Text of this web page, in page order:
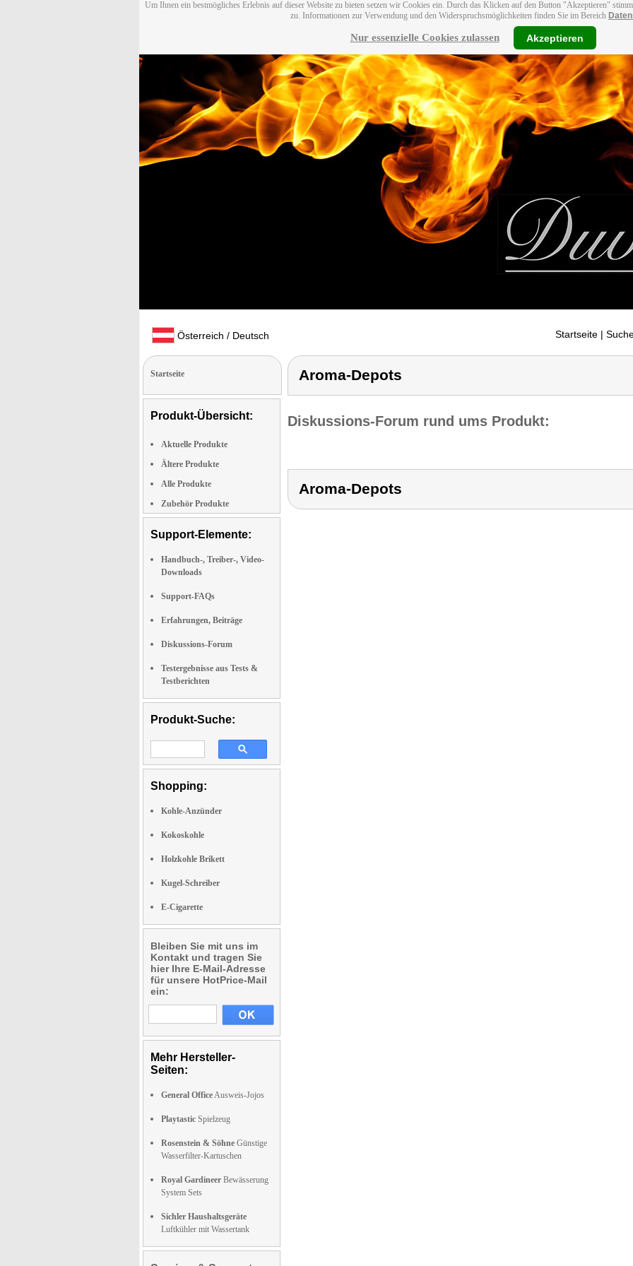
Um Ihnen ein bestmögliches Erlebnis auf dieser Website zu bieten setzen wir Cookies ein. Durch das Klicken auf den Button "Akzeptieren"
zu. Informationen zur Verwendung und den Widerspruchsmöglichkeiten finden Sie im Bereich
Nur essenzielle Cookies zulassen Akzeptieren
Österreich / Deutsch Startseite |
Startseite
Produkt-Übersicht:
Aktuelle Produkte
Ältere Produkte
Alle Produkte
Zubehör Produkte
Support-Elemente:
Handbuch-, Treiber-, Video-
Downloads
Support-FAQs
Erfahrungen, Beiträge
Diskussions-Forum
Testergebnisse aus Tests &
Testberichten
Produkt-Suche:
Shopping:
Kohle-Anzünder
Kokoskohle
Holzkohle Brikett
Kugel-Schreiber
E-Cigarette
Bleiben Sie mit uns im
Kontakt und tragen Sie
hier Ihre E-Mail-Adresse
für unsere HotPrice-Mail
ein:
Mehr Hersteller-
Seiten:
General OfficeAusweis-Jojos
Playtastic Spielzeug
Rosenstein & Söhne Günstige
Wasserfilter-Kartuschen
Royal Gardineer Bewässerung
System Sets
Sichler Haushaltsgeräte
Luftkühler mit Wassertank
Aroma-Depots
Diskussions-Forum rund ums Produkt:
Aroma-Depots